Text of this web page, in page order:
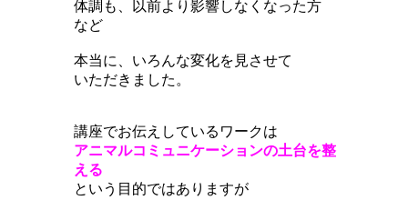
体調も、以前より影響しなくなった方
など
本当に、いろんな変化を見させて
いただきました。
講座でお伝えしているワークは
アニマルコミュニケーションの土台を整
える
という目的ではありますが